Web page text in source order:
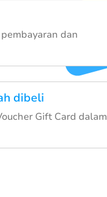
dan
dibeli
Gift Card dalam